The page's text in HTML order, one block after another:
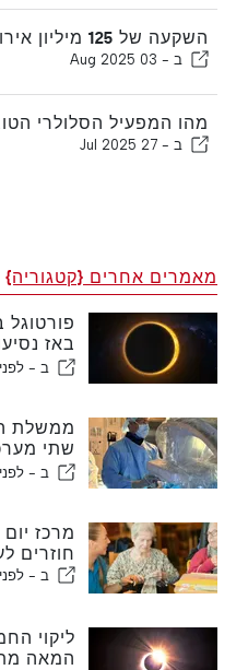
השקעה של 125 מיליון אירו בפיתוח אלגרבה
ב - 03 Aug 2025
מהו המפעיל הסלולרי
ב - 27 Jul 2025
מאמרים אחרים {קטגוריה}
באז
שעולים
ב - לפני 21 שעות
ממשלת
שתי
חדשות
ב - לפני 22 שעות
מרכז
חוזרים
ב - לפני 23 שעות
ליקוי
המאה